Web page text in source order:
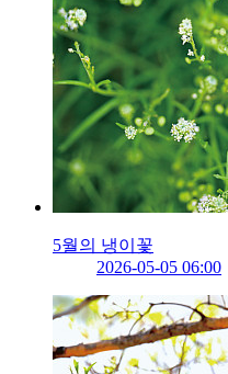
5월의 냉이꽃
2026-05-05 06:00